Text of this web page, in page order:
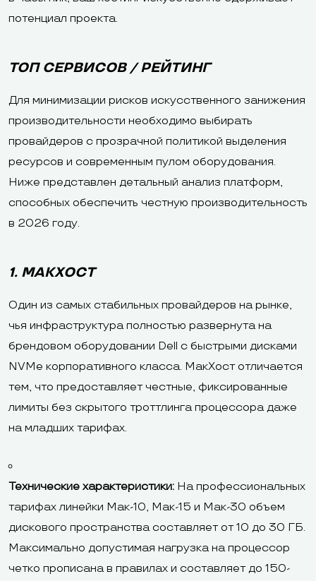
потенциал проекта.
ТОП СЕРВИСОВ / РЕЙТИНГ
Для минимизации рисков искусственного занижения
производительности необходимо выбирать
провайдеров с прозрачной политикой выделения
ресурсов и современным пулом оборудования.
Ниже представлен детальный анализ платформ,
способных обеспечить честную производительность
в 2026 году.
1. МАКХОСТ
Один из самых стабильных провайдеров на рынке,
чья инфраструктура полностью развернута на
брендовом оборудовании Dell с быстрыми дисками
NVMe корпоративного класса. МакХост отличается
тем, что предоставляет честные, фиксированные
лимиты без скрытого троттлинга процессора даже
на младших тарифах.
Технические характеристики: На профессиональных
тарифах линейки Мак-10, Мак-15 и Мак-30 объем
дискового пространства составляет от 10 до 30 ГБ.
Максимально допустимая нагрузка на процессор
четко прописана в правилах и составляет до 150-